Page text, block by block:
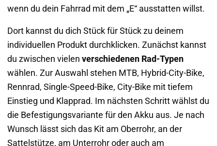
wenn du dein Fahrrad mit dem „E“ ausstatten willst.
Dort kannst du dich Stück für Stück zu deinem
individuellen Produkt durchklicken. Zunächst kannst
du zwischen vielen verschiedenen Rad-Typen
wählen. Zur Auswahl stehen MTB, Hybrid-City-Bike,
Rennrad, Single-Speed-Bike, City-Bike mit tiefem
Einstieg und Klapprad. Im nächsten Schritt wählst du
die Befestigungsvariante für den Akku aus. Je nach
Wunsch lässt sich das Kit am Oberrohr, an der
Sattelstütze, am Unterrohr oder auch am